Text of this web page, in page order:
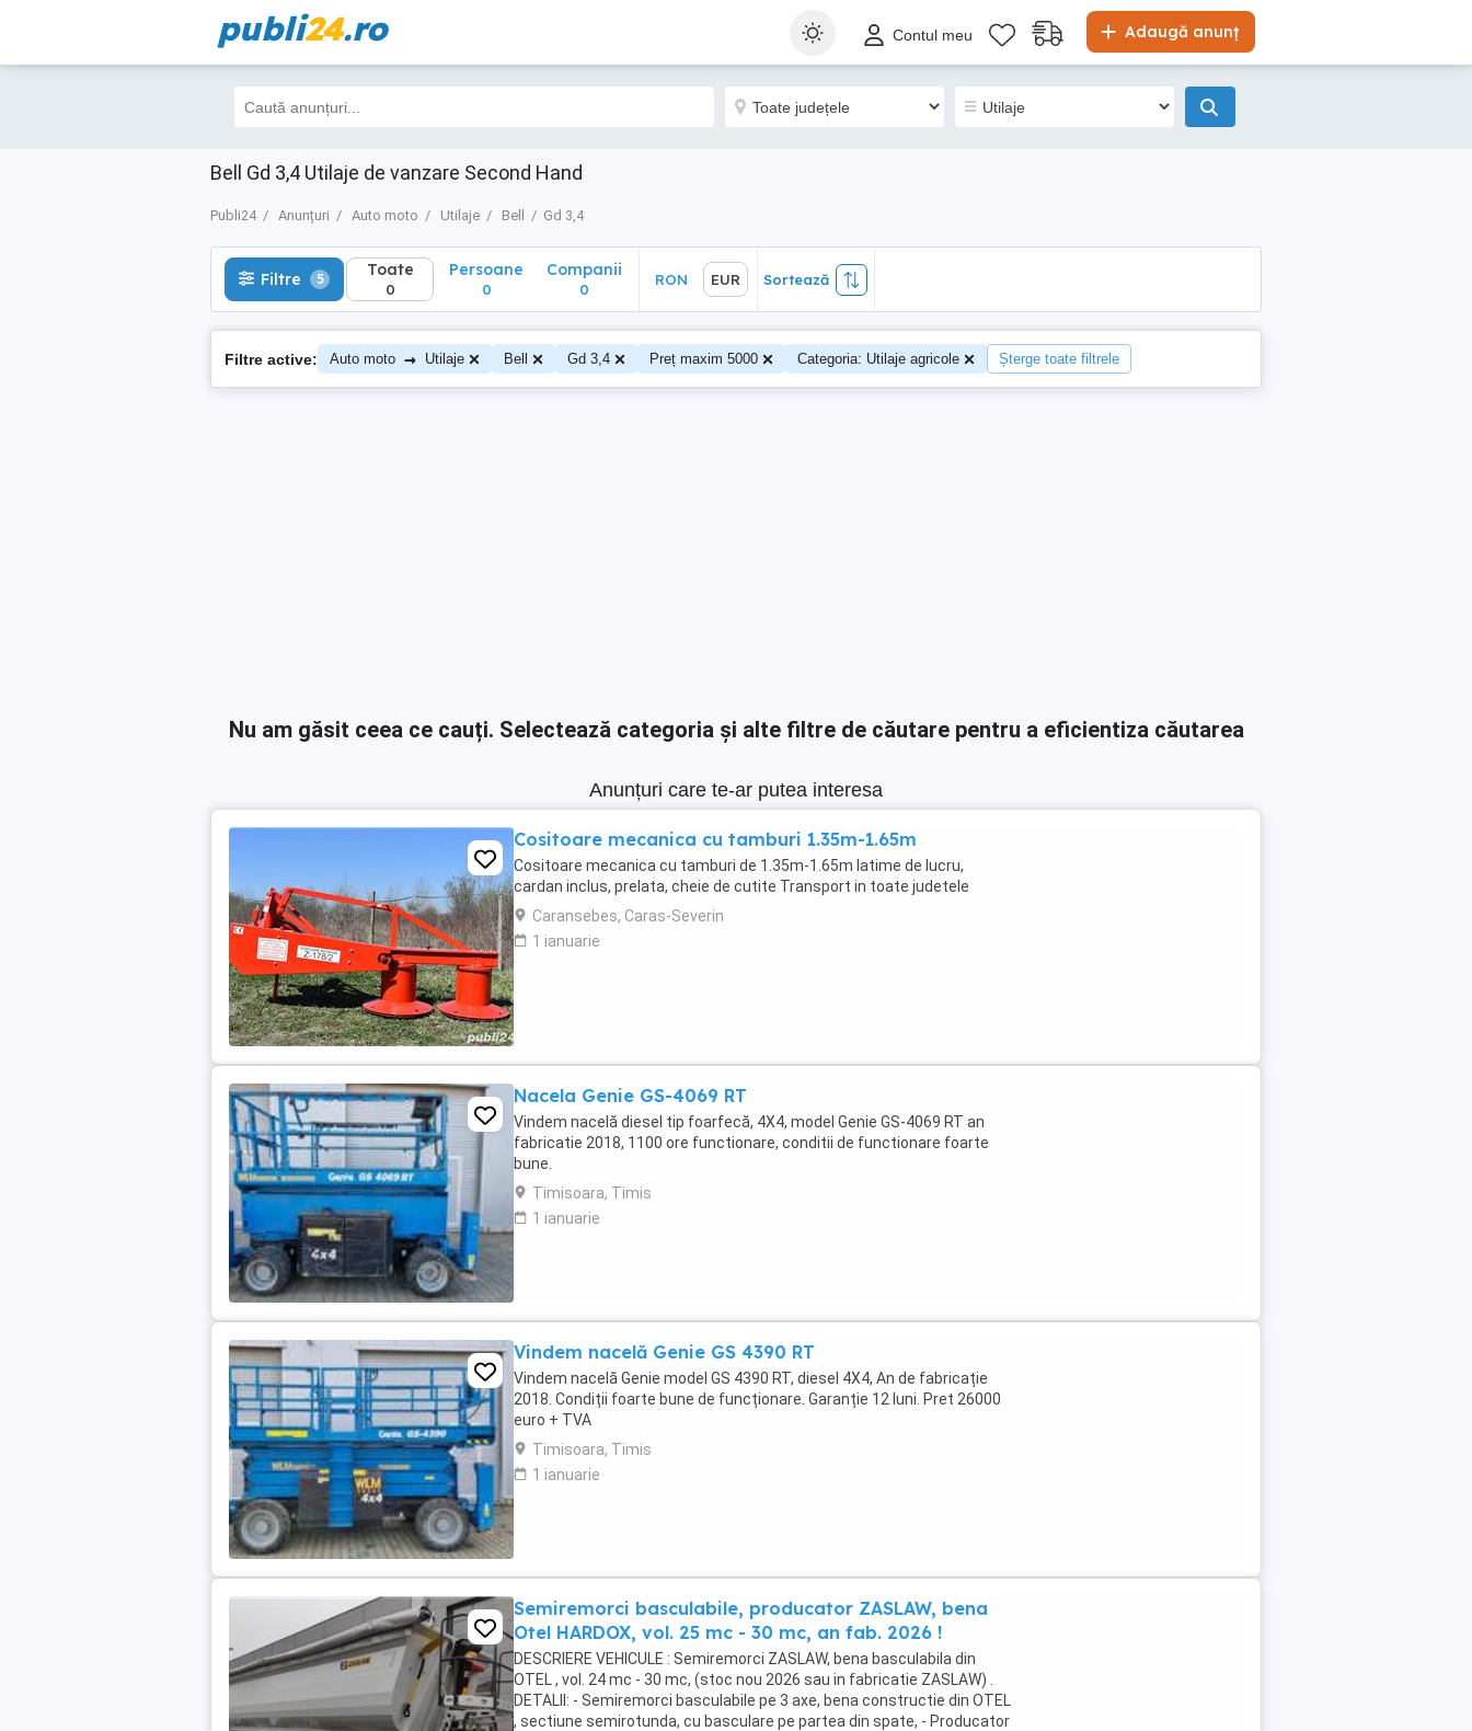
publi24.ro Adaugă anunț
Contul meu
Bell Gd 3,4 Utilaje de vanzare Second Hand
Publi24 Anunțuri Auto moto Utilaje Bell Gd 3,4
Filtre 5 Toate
0
Sortează
Filtre 5 Toate
0
Persoane
0
Companii
0
RON EUR Sortează
Filtre active: Auto moto → Utilaje Bell Gd 3,4 Preț maxim 5000 Categoria: Utilaje agricole Șterge toate filtrele
Nu am găsit ceea ce cauți. Selectează categoria și alte filtre de căutare pentru a eficientiza căutarea
Anunțuri care te-ar putea interesa
Cositoare mecanica cu tamburi 1.35m-1.65m
Cositoare mecanica cu tamburi de 1.35m-1.65m latime de lucru,
cardan inclus, prelata, cheie de cutite Transport in toate judetele
Caransebes, Caras-Severin
1 ianuarie
Nacela Genie GS-4069 RT
Vindem nacelă diesel tip foarfecă, 4X4, model Genie GS-4069 RT an
fabricatie 2018, 1100 ore functionare, conditii de functionare foarte
bune.
Timisoara, Timis
1 ianuarie
Vindem nacelă Genie GS 4390 RT
Vindem nacelă Genie model GS 4390 RT, diesel 4X4, An de fabricație
2018. Condiții foarte bune de funcționare. Garanție 12 luni. Pret 26000
euro + TVA
Timisoara, Timis
1 ianuarie
Semiremorci basculabile, producator ZASLAW, bena
Otel HARDOX, vol. 25 mc - 30 mc, an fab. 2026 !
DESCRIERE VEHICULE : Semiremorci ZASLAW, bena basculabila din
OTEL , vol. 24 mc - 30 mc, (stoc nou 2026 sau in fabricatie ZASLAW) .
DETALII: - Semiremorci basculabile pe 3 axe, bena constructie din OTEL
, sectiune semirotunda, cu basculare pe partea din spate, - Producator